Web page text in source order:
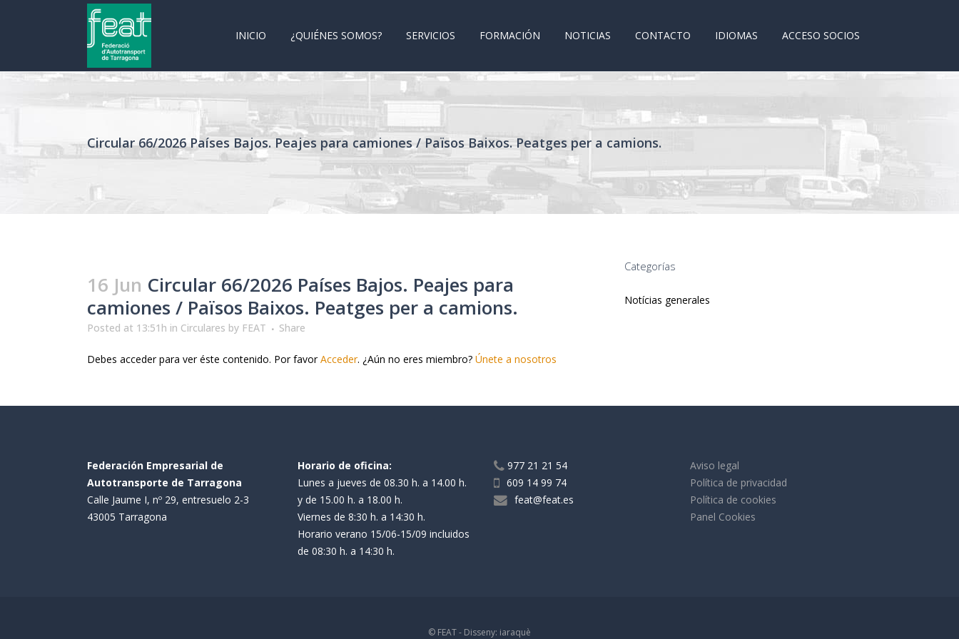
INICIO ¿QUIÉNES SOMOS? SERVICIOS FORMACIÓN NOTICIAS CONTACTO IDIOMAS ACCESO SOCIOS
Circular 66/2026 Países Bajos. Peajes para camiones / Països Baixos. Peatges per a camions.
16 Jun Circular 66/2026 Países Bajos. Peajes para
camiones / Països Baixos. Peatges per a camions.
Posted at 13:51h in Circulares by FEAT Share
Debes acceder para ver éste contenido. Por favorAcceder. ¿Aún no eres miembro? Únete a nosotros
Categorías
Notícias generales
Federación Empresarial de
Autotransporte de Tarragona
Calle Jaume I, nº 29, entresuelo 2-3
43005 Tarragona
Horario de oficina:
Lunes a jueves de 08.30 h. a 14.00 h.
y de 15.00 h. a 18.00 h.
Viernes de 8:30 h. a 14:30 h.
Horario verano 15/06-15/09 incluidos
de 08:30 h. a 14:30 h.
977 21 21 54
609 14 99 74
feat@feat.es
Aviso legal
Política de privacidad
Política de cookies
Panel Cookies
© FEAT - Disseny: iaraquè